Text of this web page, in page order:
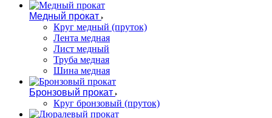
Медный прокат
Круг медный (пруток)
Лента медная
Лист медный
Труба медная
Шина медная
Бронзовый прокат
Круг бронзовый (пруток)